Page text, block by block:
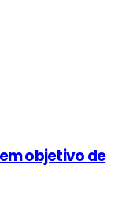
objetivo de